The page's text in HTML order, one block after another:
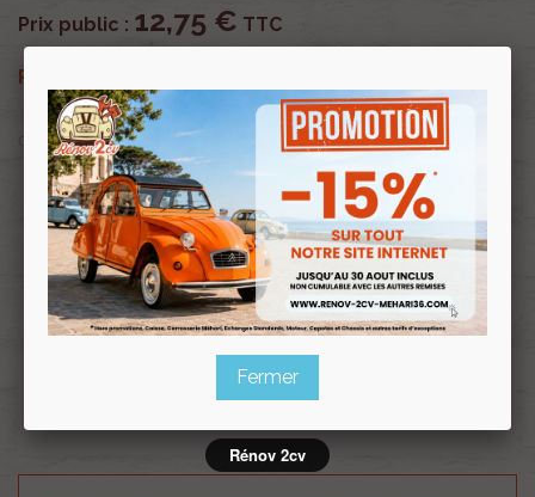
Prix public : 12,75 € TTC
Prix club
OU PAYER EN
Profitez de prix remisés
avec la Carte clubRenov 2cv
Souscrire
au clubRenov 2cv
Fermer
Rénov 2cv